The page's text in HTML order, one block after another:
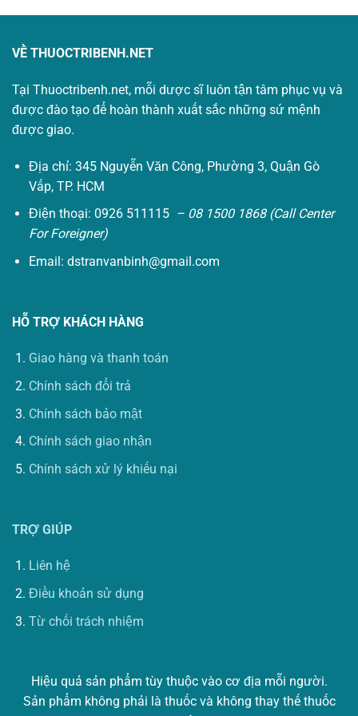
VỀ THUOCTRIBENH.NET
Tại Thuoctribenh.net, mỗi dược sĩ luôn tận tâm phục vụ và
được đào tạo để hoàn thành xuất sắc những sứ mệnh
được giao.
Địa chỉ: 345 Nguyễn Văn Công, Phường 3, Quận Gò
Vấp, TP. HCM
Điện thoại: 0926 511115 – 08 1500 1868 (Call Center
For Foreigner)
Email: dstranvanbinh@gmail.com
HỖ TRỢ KHÁCH HÀNG
Giao hàng và thanh toán
Chính sách đổi trả
Chính sách bảo mật
Chính sách giao nhận
Chính sách xử lý khiếu nại
TRỢ GIÚP
Liên hệ
Điều khoản sử dụng
Từ chối trách nhiệm
Hiệu quả sản phẩm tùy thuộc vào cơ địa mỗi người.
Sản phẩm không phải là thuốc và không thay thế thuốc